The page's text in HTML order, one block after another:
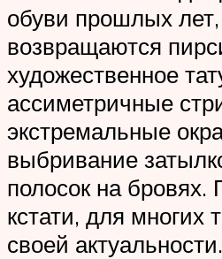
обуви прошлых
возвращаются
художественное
ассиметричные
экстремальные
выбривание
полосок на бровях.
кстати, для многих
своей актуальности.